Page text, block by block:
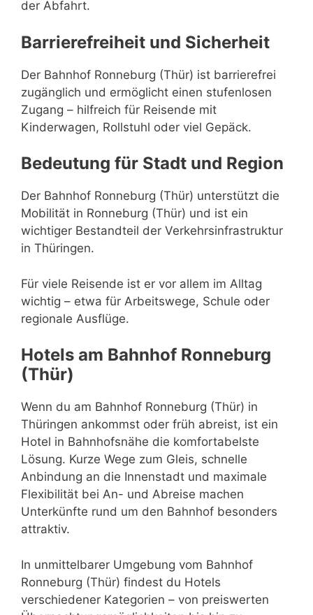
der Abfahrt.
Barrierefreiheit und Sicherheit
Der Bahnhof Ronneburg (Thür) ist barrierefrei
zugänglich und ermöglicht einen stufenlosen
Zugang – hilfreich für Reisende mit
Kinderwagen, Rollstuhl oder viel Gepäck.
Bedeutung für Stadt und Region
Der Bahnhof Ronneburg (Thür) unterstützt die
Mobilität in Ronneburg (Thür) und ist ein
wichtiger Bestandteil der Verkehrsinfrastruktur
in Thüringen.
Für viele Reisende ist er vor allem im Alltag
wichtig – etwa für Arbeitswege, Schule oder
regionale Ausflüge.
Hotels am Bahnhof Ronneburg
(Thür)
Wenn du am Bahnhof Ronneburg (Thür) in
Thüringen ankommst oder früh abreist, ist ein
Hotel in Bahnhofsnähe die komfortabelste
Lösung. Kurze Wege zum Gleis, schnelle
Anbindung an die Innenstadt und maximale
Flexibilität bei An- und Abreise machen
Unterkünfte rund um den Bahnhof besonders
attraktiv.
In unmittelbarer Umgebung vom Bahnhof
Ronneburg (Thür) findest du Hotels
verschiedener Kategorien – von preiswerten